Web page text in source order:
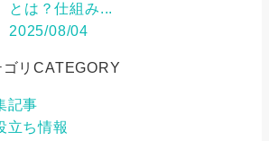
とは？仕組み...
2025/08/04
ゴリCATEGORY
記事
立ち情報